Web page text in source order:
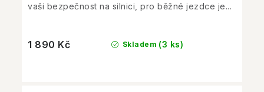
Skladem (3 ks)
1 890 Kč
vaši bezpečnost na silnici, pro běžné jezdce je...